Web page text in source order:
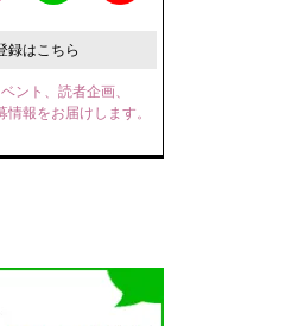
録はこちら
ント、読者企画、
報をお届けします。